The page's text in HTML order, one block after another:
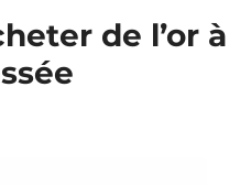
de l’or à